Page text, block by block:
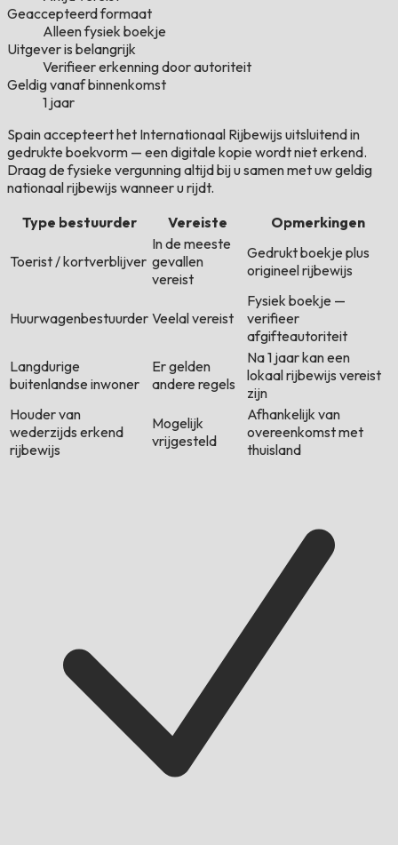
Geaccepteerd formaat
Alleen fysiek boekje
Uitgever is belangrijk
Verifieer erkenning door autoriteit
Geldig vanaf binnenkomst
1 jaar
Spain accepteert het Internationaal Rijbewijs uitsluitend in
gedrukte boekvorm — een digitale kopie wordt niet erkend.
Draag de fysieke vergunning altijd bij u samen met uw geldig
nationaal rijbewijs wanneer u rijdt.
Type bestuurder
Vereiste Opmerkingen
Toerist / kortverblijver
In de meeste
gevallen
vereist
Gedrukt boekje plus
origineel rijbewijs
Huurwagenbestuurder Veelal vereist
Fysiek boekje —
verifieer
afgifteautoriteit
Langdurige
buitenlandse inwoner
Er gelden
andere regels
Na 1 jaar kan een
lokaal rijbewijs vereist
zijn
Houder van
wederzijds erkend
rijbewijs
Mogelijk
vrijgesteld
Afhankelijk van
overeenkomst met
thuisland